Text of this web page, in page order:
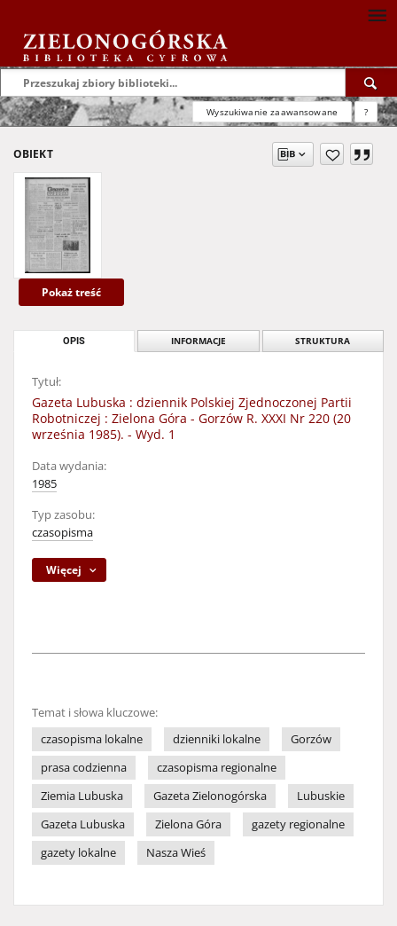
Wyszukiwanie zaawansowane ?
OBIEKT
Pokaż treść
OPIS INFORMACJE STRUKTURA
Tytuł:
Gazeta Lubuska : dziennik Polskiej Zjednoczonej Partii
Robotniczej : Zielona Góra - Gorzów R. XXXI Nr 220 (20
września 1985). - Wyd. 1
Data wydania:
1985
Typ zasobu:
czasopisma
Więcej
Temat i słowa kluczowe:
czasopisma lokalne
dzienniki lokalne
Gorzów
prasa codzienna
czasopisma regionalne
Ziemia Lubuska
Gazeta Zielonogórska
Lubuskie
Gazeta Lubuska
Zielona Góra
gazety regionalne
gazety lokalne
Nasza Wieś